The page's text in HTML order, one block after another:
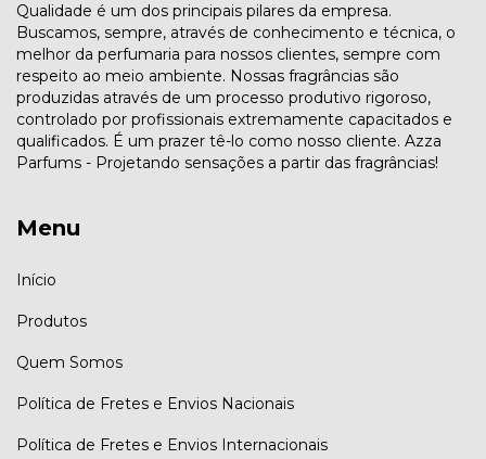
Qualidade é um dos principais pilares da empresa.
Buscamos, sempre, através de conhecimento e técnica, o
melhor da perfumaria para nossos clientes, sempre com
respeito ao meio ambiente. Nossas fragrâncias são
produzidas através de um processo produtivo rigoroso,
controlado por profissionais extremamente capacitados e
qualificados. É um prazer tê-lo como nosso cliente. Azza
Parfums - Projetando sensações a partir das fragrâncias!
Menu
Início
Produtos
Quem Somos
Política de Fretes e Envios Nacionais
Política de Fretes e Envios Internacionais